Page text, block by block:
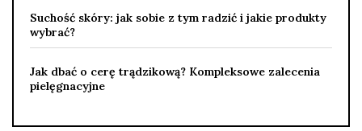
Suchość skóry: jak sobie z tym radzić i jakie produkty
wybrać?
Jak dbać o cerę trądzikową? Kompleksowe zalecenia
pielęgnacyjne